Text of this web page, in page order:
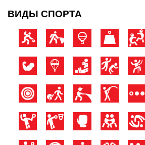
ВИДЫ СПОРТА